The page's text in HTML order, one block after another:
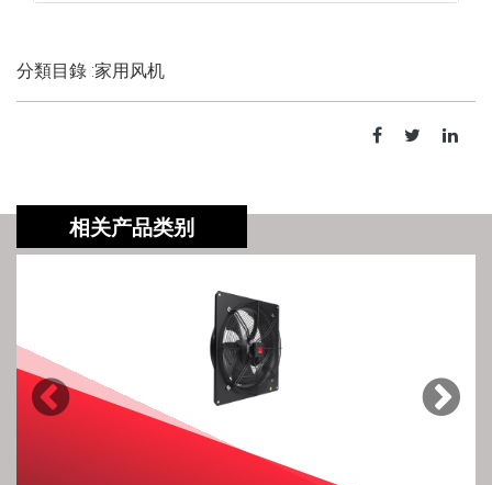
分類目錄 :家用风机
相关产品类别
Previous Next